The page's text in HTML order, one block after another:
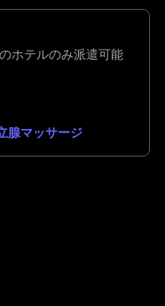
ホテルのみ派遣可能
腺マッサージ